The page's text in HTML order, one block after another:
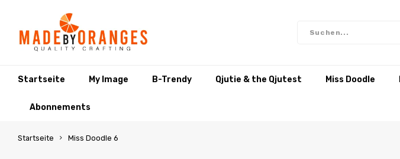
Startseite My Image B-Trendy Qjutie & the Qjutest Miss Doodle
Abonnements
Startseite Miss Doodle 6